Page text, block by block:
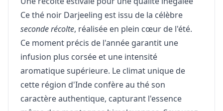
Ce thé noir Darjeeling est issu de la célèbre
seconde récolte, réalisée en plein cœur de l'été.
Ce moment précis de l'année garantit une
infusion plus corsée et une intensité
aromatique supérieure. Le climat unique de
cette région d'Inde confère au thé son
caractère authentique, capturant l'essence